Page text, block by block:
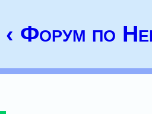
‹ Форум по